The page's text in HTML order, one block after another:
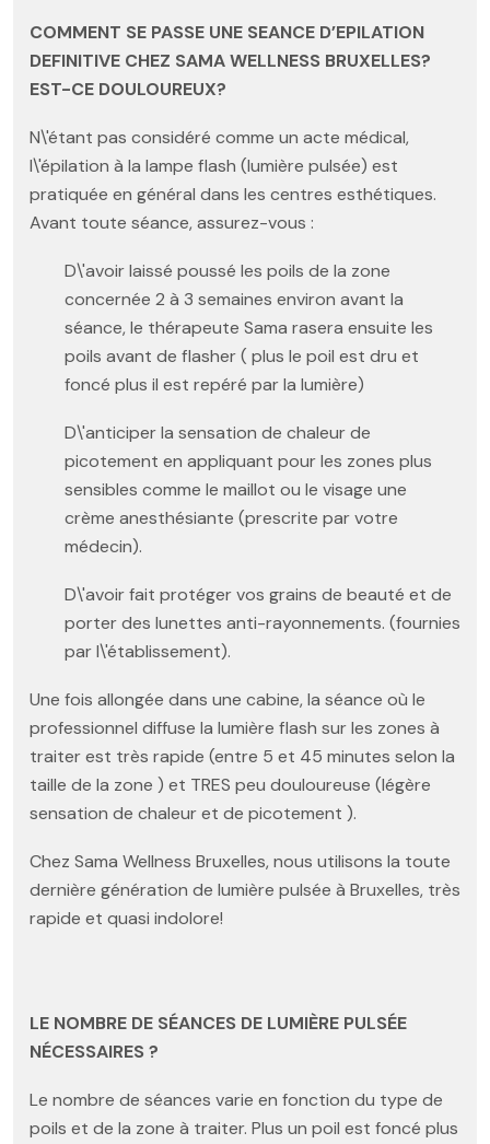
COMMENT SE PASSE UNE SEANCE D’EPILATION
DEFINITIVE CHEZ SAMA WELLNESS BRUXELLES?
EST-CE DOULOUREUX?
N\'étant pas considéré comme un acte médical,
l\'épilation à la lampe flash (lumière pulsée) est
pratiquée en général dans les centres esthétiques.
Avant toute séance, assurez-vous :
D\'avoir laissé poussé les poils de la zone
concernée 2 à 3 semaines environ avant la
séance, le thérapeute Sama rasera ensuite les
poils avant de flasher ( plus le poil est dru et
foncé plus il est repéré par la lumière)
D\'anticiper la sensation de chaleur de
picotement en appliquant pour les zones plus
sensibles comme le maillot ou le visage une
crème anesthésiante (prescrite par votre
médecin).
D\'avoir fait protéger vos grains de beauté et de
porter des lunettes anti-rayonnements. (fournies
par l\'établissement).
Une fois allongée dans une cabine, la séance où le
professionnel diffuse la lumière flash sur les zones à
traiter est très rapide (entre 5 et 45 minutes selon la
taille de la zone ) et TRES peu douloureuse (légère
sensation de chaleur et de picotement ).
Chez Sama Wellness Bruxelles, nous utilisons la toute
dernière génération de lumière pulsée à Bruxelles, très
rapide et quasi indolore!
LE NOMBRE DE SÉANCES DE LUMIÈRE PULSÉE
NÉCESSAIRES ?
Le nombre de séances varie en fonction du type de
poils et de la zone à traiter. Plus un poil est foncé plus